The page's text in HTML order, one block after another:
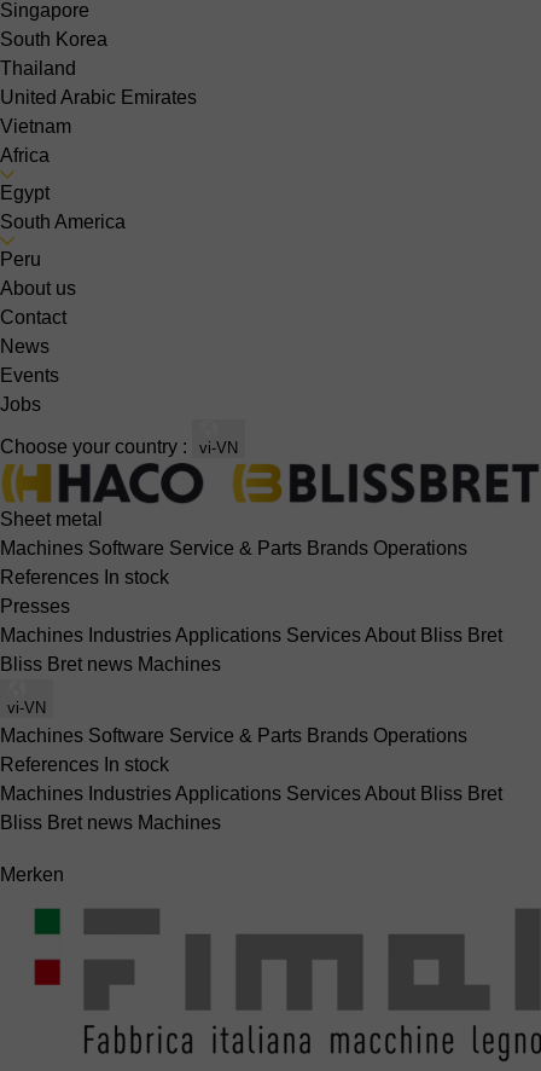
Singapore
South Korea
Thailand
United Arabic Emirates
Vietnam
Africa
Egypt
South America
Peru
About us
Contact
News
Events
Jobs
Choose your country : vi-VN
Sheet metal
Machines Software Service & Parts Brands Operations
References In stock
Presses
Machines IndustriesApplications ServicesAbout Bliss Bret
Bliss Bret news Machines
vi-VN
Machines Software Service & Parts Brands Operations
References In stock
Machines IndustriesApplications ServicesAbout Bliss Bret
Bliss Bret news Machines
Merken